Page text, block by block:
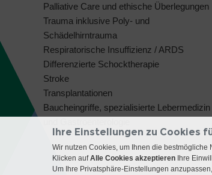
Palliative Care und ethische Überlegungen
Trauma inklusive Poly- und
Schädelhirntrauma
Respiratorische Insuffizienz / ARDS
Differenzierte Schocktherapie
Stroke
Transplantationen
Baucheingriffe, spezialisierte Lebermedizin
Ihre Einstellungen zu Cookies
Wir nutzen Cookies, um Ihnen die
Klicken aufAlle Cookies akzeptieren Ihre
Um Ihre Privatsphäre-Einstellungen